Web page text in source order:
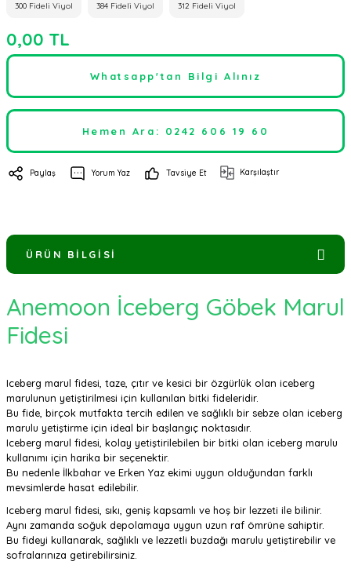
300 Fideli Viyol 384 Fideli Viyol 312 Fideli Viyol
0,00 TL
Whatsapp'tan Bilgi Alınız
Hemen Ara: 0242 606 19 60
Paylaş Yorum Yaz Tavsiye Et Karşılaştır
ÜRÜN BILGISI
Anemoon İceberg Göbek Marul
Fidesi
Iceberg marul fidesi, taze, çıtır ve kesici bir özgürlük olan iceberg
marulunun yetiştirilmesi için kullanılan bitki fideleridir.
Bu fide, birçok mutfakta tercih edilen ve sağlıklı bir sebze olan iceberg
marulu yetiştirme için ideal bir başlangıç ​​noktasıdır.
Iceberg marul fidesi, kolay yetiştirilebilen bir bitki olan iceberg marulu
kullanımı için harika bir seçenektir.
Bu nedenle İlkbahar ve Erken Yaz ekimi uygun olduğundan farklı
mevsimlerde hasat edilebilir.
Iceberg marul fidesi, sıkı, geniş kapsamlı ve hoş bir lezzeti ile bilinir.
Aynı zamanda soğuk depolamaya uygun uzun raf ömrüne sahiptir.
Bu fideyi kullanarak, sağlıklı ve lezzetli buzdağı marulu yetiştirebilir ve
sofralarınıza getirebilirsiniz.